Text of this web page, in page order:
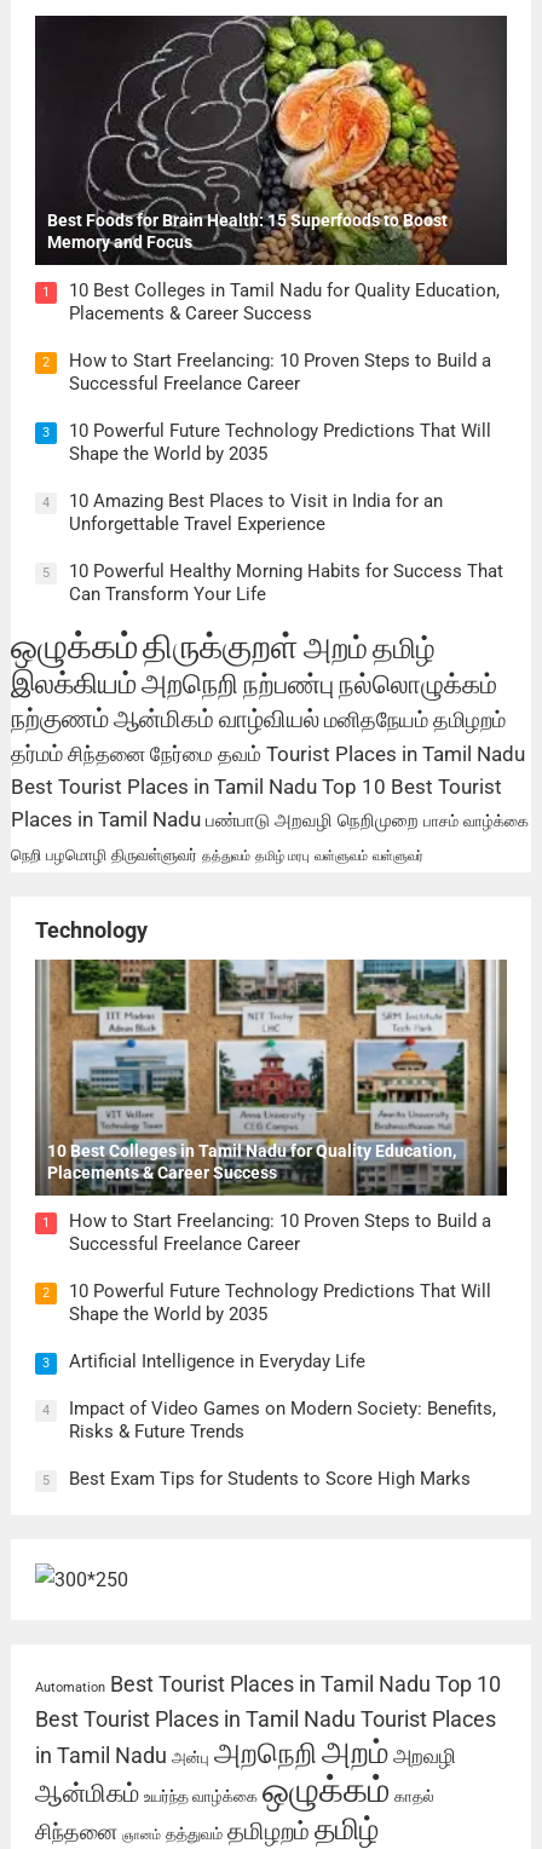
Best Foods for Brain Health: 15 Superfoods to Boost
Memory and Focus
1
10 Best Colleges in Tamil Nadu for Quality Education,
Placements & Career Success
2
How to Start Freelancing: 10 Proven Steps to Build a
Successful Freelance Career
3
10 Powerful Future Technology Predictions That Will
Shape the World by 2035
4
10 Amazing Best Places to Visit in India for an
Unforgettable Travel Experience
5
10 Powerful Healthy Morning Habits for Success That
Can Transform Your Life
ஒழுக்கம்திருக்குறள்அறம்தமிழ்
இலக்கியம்அறநெறி நற்பண்பு நல்லொழுக்கம்
நற்குணம்ஆன்மிகம் வாழ்வியல்மனிதநேயம்தமிழறம்
தர்மம் சிந்தனை நேர்மை தவம் Tourist Places in Tamil Nadu
Best Tourist Places in Tamil Nadu Top 10 Best Tourist
Places in Tamil Nadu பண்பாடு அறவழி நெறிமுறை பாசம் வாழ்க்கை
நெறி பழமொழி திருவள்ளுவர் தத்துவம் தமிழ் மரபு வள்ளுவம் வள்ளுவர்
Technology
10 Best Colleges in Tamil Nadu for Quality Education,
Placements & Career Success
1
How to Start Freelancing: 10 Proven Steps to Build a
Successful Freelance Career
2
10 Powerful Future Technology Predictions That Will
Shape the World by 2035
3 Artificial Intelligence in Everyday Life
4
Impact of Video Games on Modern Society: Benefits,
Risks & Future Trends
5 Best Exam Tips for Students to Score High Marks
Automation Best Tourist Places in Tamil Nadu Top 10
Best Tourist Places in Tamil Nadu Tourist Places
in Tamil Nadu அன்பு அறநெறிஅறம் அறவழி
ஆன்மிகம் உயர்ந்த வாழ்க்கை ஒழுக்கம் காதல்
சிந்தனை ஞானம் தத்துவம் தமிழறம் தமிழ்